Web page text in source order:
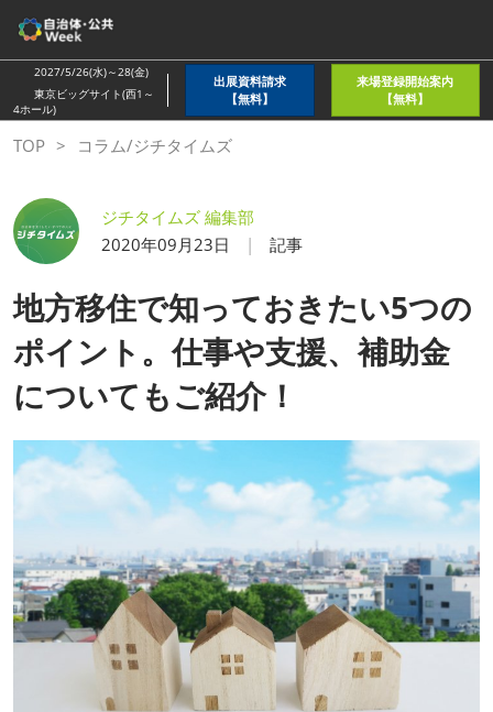
ス
キ
ッ
し
て
む
2027/5/26(水)～28(金)
東京ビッグサイト(西1～
4ホール)
出展資料請求
【無料】
来場登録開始案内
【無料】
TOP コラム/ジチタイムズ
ジチタイムズ 編集部
2020年09月23日
記事
地方移住で知っておきたい5つの
ポイント。仕事や支援、補助金
についてもご紹介！